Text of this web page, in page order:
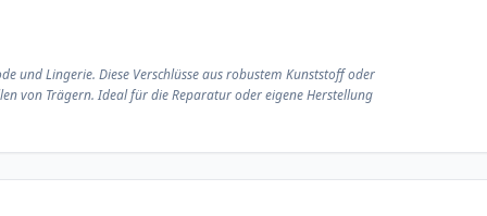
und Lingerie. Diese Verschlüsse aus robustem Kunststoff oder
von Trägern. Ideal für die Reparatur oder eigene Herstellung